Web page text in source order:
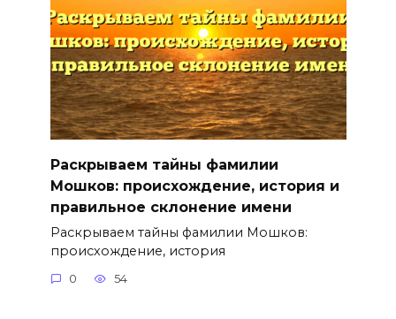
Раскрываем тайны фамилии
Мошков: происхождение, история и
правильное склонение имени
Раскрываем тайны фамилии Мошков:
происхождение, история
0 54